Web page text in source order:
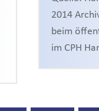
2014
beim
im CPH